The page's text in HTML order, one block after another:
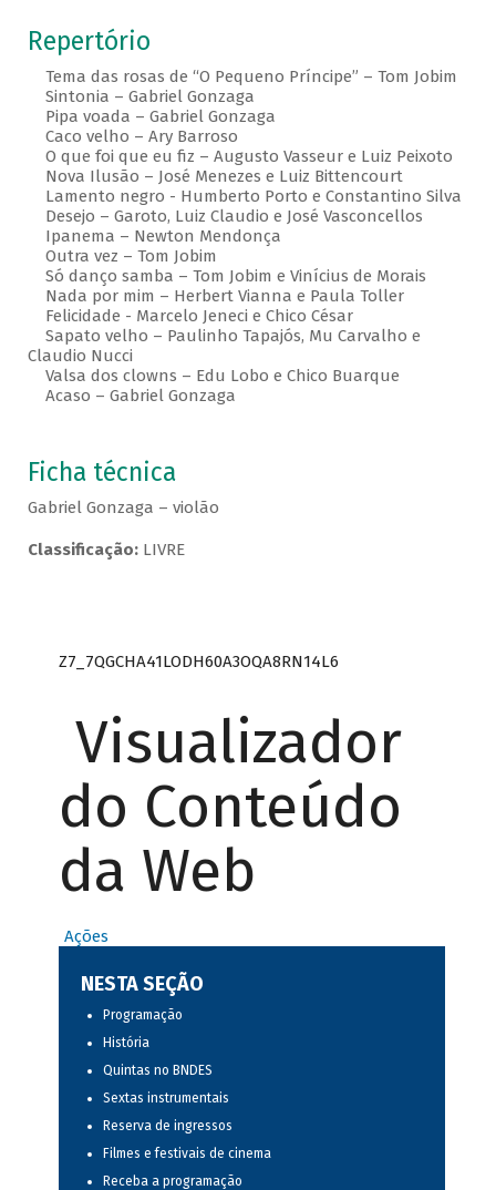
Repertório
Tema das rosas de “O Pequeno Príncipe” – Tom Jobim
Sintonia – Gabriel Gonzaga
Pipa voada – Gabriel Gonzaga
Caco velho – Ary Barroso
O que foi que eu fiz – Augusto Vasseur e Luiz Peixoto
Nova Ilusão – José Menezes e Luiz Bittencourt
Lamento negro - Humberto Porto e Constantino Silva
Desejo – Garoto, Luiz Claudio e José Vasconcellos
Ipanema – Newton Mendonça
Outra vez – Tom Jobim
Só danço samba – Tom Jobim e Vinícius de Morais
Nada por mim – Herbert Vianna e Paula Toller
Felicidade - Marcelo Jeneci e Chico César
Sapato velho – Paulinho Tapajós, Mu Carvalho e
Claudio Nucci
Valsa dos clowns – Edu Lobo e Chico Buarque
Acaso – Gabriel Gonzaga
Ficha técnica
Gabriel Gonzaga – violão
Classificação: LIVRE
Z7_7QGCHA41LODH60A3OQA8RN14L6
Visualizador
do Conteúdo
da Web
Ações
NESTA SEÇÃO
Programação
História
Quintas no BNDES
Sextas instrumentais
Reserva de ingressos
Filmes e festivais de cinema
Receba a programação